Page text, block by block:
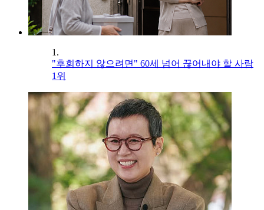
1.
"후회하지 않으려면" 60세 넘어 끊어내야 할 사람
1위